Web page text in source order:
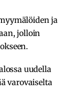
ja
jolloin
uudella
varovaiselta